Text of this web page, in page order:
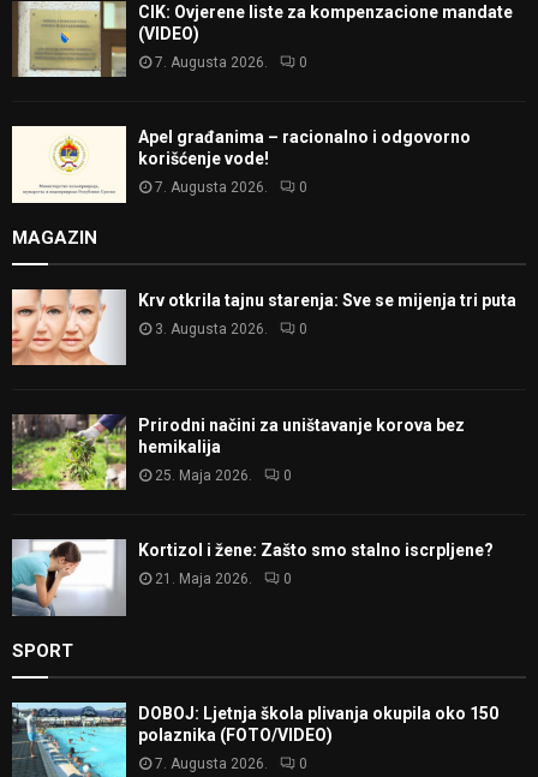
CIK: Ovjerene liste za kompenzacione mandate
(VIDEO)
7. Augusta 2026. 0
Apel građanima – racionalno i odgovorno
korišćenje vode!
7. Augusta 2026. 0
MAGAZIN
Krv otkrila tajnu starenja: Sve se mijenja tri puta
3. Augusta 2026. 0
Prirodni načini za uništavanje korova bez
hemikalija
25. Maja 2026. 0
Kortizol i žene: Zašto smo stalno iscrpljene?
21. Maja 2026. 0
SPORT
DOBOJ: Ljetnja škola plivanja okupila oko 150
polaznika (FOTO/VIDEO)
7. Augusta 2026. 0